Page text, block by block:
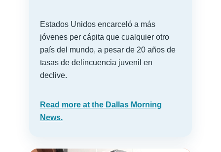
Estados Unidos encarceló a más
jóvenes per cápita que cualquier otro
país del mundo, a pesar de 20 años de
tasas de delincuencia juvenil en
declive.
Read more at the Dallas Morning
News.